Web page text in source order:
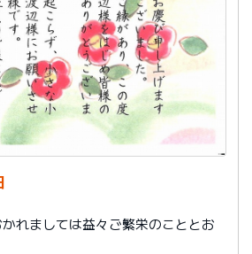
れましては益々ご繁栄のこととお